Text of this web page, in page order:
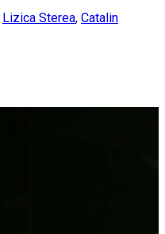
Lizica Sterea, Catalin